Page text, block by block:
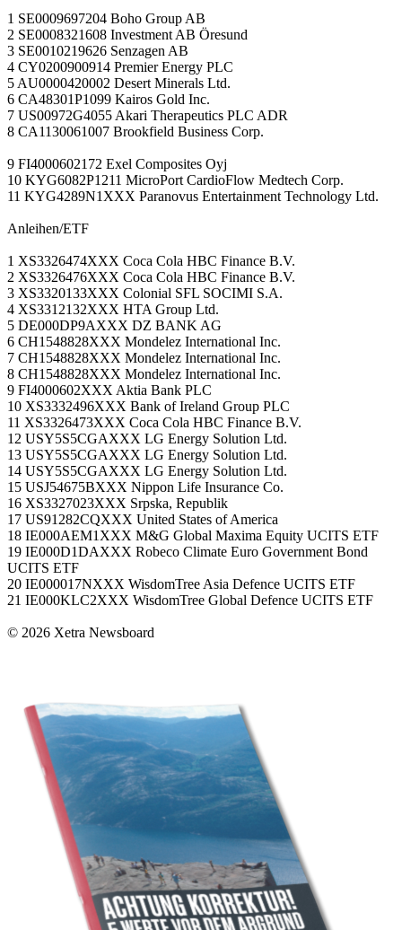
1 SE0009697204 Boho Group AB
2 SE0008321608 Investment AB Öresund
3 SE0010219626 Senzagen AB
4 CY0200900914 Premier Energy PLC
5 AU0000420002 Desert Minerals Ltd.
6 CA48301P1099 Kairos Gold Inc.
7 US00972G4055 Akari Therapeutics PLC ADR
8 CA1130061007 Brookfield Business Corp.
9 FI4000602172 Exel Composites Oyj
10 KYG6082P1211 MicroPort CardioFlow Medtech Corp.
11 KYG4289N1XXX Paranovus Entertainment Technology Ltd.
Anleihen/ETF
1 XS3326474XXX Coca Cola HBC Finance B.V.
2 XS3326476XXX Coca Cola HBC Finance B.V.
3 XS3320133XXX Colonial SFL SOCIMI S.A.
4 XS3312132XXX HTA Group Ltd.
5 DE000DP9AXXX DZ BANK AG
6 CH1548828XXX Mondelez International Inc.
7 CH1548828XXX Mondelez International Inc.
8 CH1548828XXX Mondelez International Inc.
9 FI4000602XXX Aktia Bank PLC
10 XS3332496XXX Bank of Ireland Group PLC
11 XS3326473XXX Coca Cola HBC Finance B.V.
12 USY5S5CGAXXX LG Energy Solution Ltd.
13 USY5S5CGAXXX LG Energy Solution Ltd.
14 USY5S5CGAXXX LG Energy Solution Ltd.
15 USJ54675BXXX Nippon Life Insurance Co.
16 XS3327023XXX Srpska, Republik
17 US91282CQXXX United States of America
18 IE000AEM1XXX M&G Global Maxima Equity UCITS ETF
19 IE000D1DAXXX Robeco Climate Euro Government Bond
UCITS ETF
20 IE000017NXXX WisdomTree Asia Defence UCITS ETF
21 IE000KLC2XXX WisdomTree Global Defence UCITS ETF
© 2026 Xetra Newsboard